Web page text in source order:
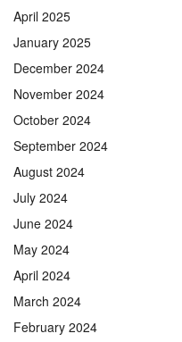
April 2025
January 2025
December 2024
November 2024
October 2024
September 2024
August 2024
July 2024
June 2024
May 2024
April 2024
March 2024
February 2024